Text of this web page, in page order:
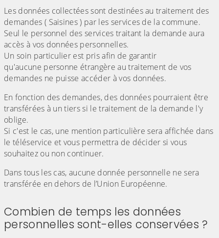
Les données collectées sont destinées au traitement des
demandes ( Saisines ) par les services de la commune.
Seul le personnel des services traitant la demande aura
accès à vos données personnelles.
Un soin particulier est pris afin de garantir
qu'aucune personne étrangère au traitement de vos
demandes ne puisse accéder à vos données.
En fonction des demandes, des données pourraient être
transférées à un tiers si le traitement de la demande l'y
oblige.
Si c'est le cas, une mention particulière sera affichée dans
le téléservice et vous permettra de décider si vous
souhaitez ou non continuer.
Dans tous les cas, aucune donnée personnelle ne sera
transférée en dehors de l’Union Européenne.
Combien de temps les données
personnelles sont-elles conservées ?